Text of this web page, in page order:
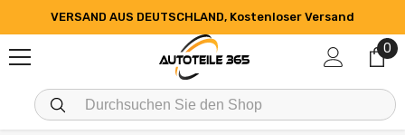
VERSAND AUS DEUTSCHLAND, Kostenloser Versand
0
0